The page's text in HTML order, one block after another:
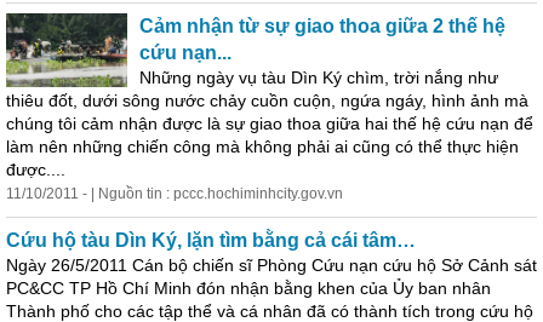
Cảm nhận từ sự giao thoa giữa 2 thế hệ
cứu nạn...
Những ngày vụ tàu Dìn Ký chìm, trời nắng như
thiêu đốt, dưới sông nước chảy cuồn cuộn, ngứa ngáy, hình ảnh mà
chúng tôi cảm nhận được là sự giao thoa giữa hai thế hệ cứu nạn để
làm nên những chiến công mà không phải ai cũng có thể thực hiện
được....
11/10/2011 - | Nguồn tin : pccc.hochiminhcity.gov.vn
Cứu hộ tàu Dìn Ký, lặn tìm bằng cả cái tâm…
Ngày 26/5/2011 Cán bộ chiến sĩ Phòng Cứu nạn cứu hộ Sở Cảnh sát
PC&CC TP Hồ Chí Minh đón nhận bằng khen của Ủy ban nhân
Thành phố cho các tập thể và cá nhân đã có thành tích trong cứu hộ